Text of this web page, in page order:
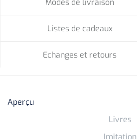
Listes de cadeaux
Echanges et retours
Aperçu
Livres
Imitation